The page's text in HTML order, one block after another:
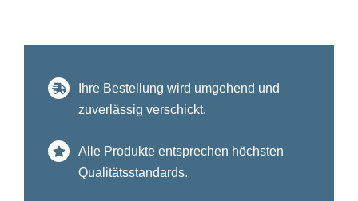
Ihre Bestellung wird umgehend und
zuverlässig verschickt.
Alle Produkte entsprechen höchsten
Qualitätsstandards.